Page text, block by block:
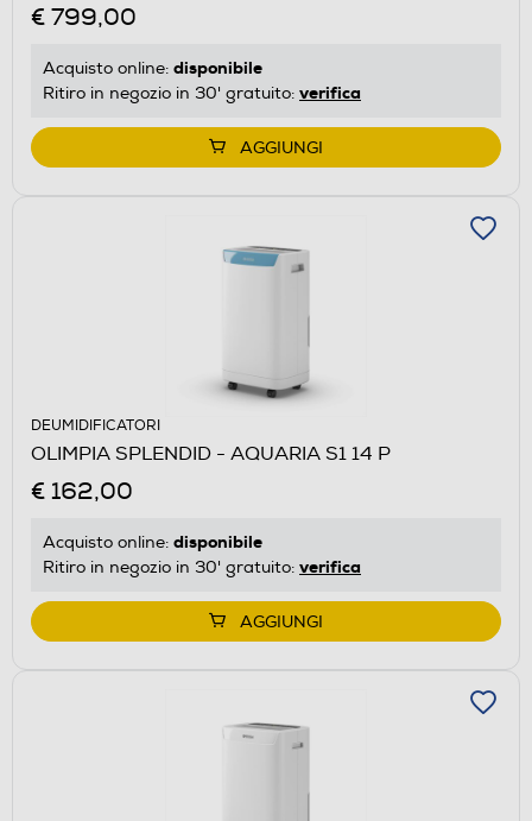
€ 799,00
Acquisto online: disponibile
Ritiro in negozio in 30' gratuito: verifica
AGGIUNGI
DEUMIDIFICATORI
OLIMPIA SPLENDID - AQUARIA S1 14 P
€ 162,00
Acquisto online: disponibile
Ritiro in negozio in 30' gratuito: verifica
AGGIUNGI